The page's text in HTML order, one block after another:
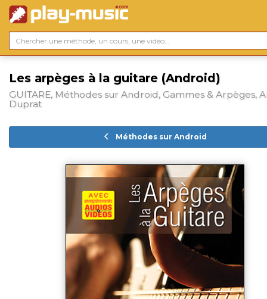
Les arpèges à la guitare (Android)
GUITARE, Méthodes sur Android, Gammes & Arpèges,
Duprat
Méthodes sur Android